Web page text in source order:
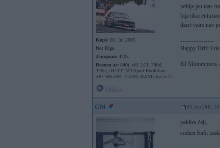
Kopš: 01. Jul 2005
No: Rīga
Ziņojumi: 4205
Braucu ar: 840i, e61 LCI, 740d,
328is, 344TT, M3 Sport Evolution -
e30: M5 e39 ; GANG BANG bus 5.7l
nebija jau taas
bija tikai
dzert vairs nav
-----------------
Happy Drift
RJ Motorsports
GM 03. Apr 2011,
paldies čaļi,
sodien forši